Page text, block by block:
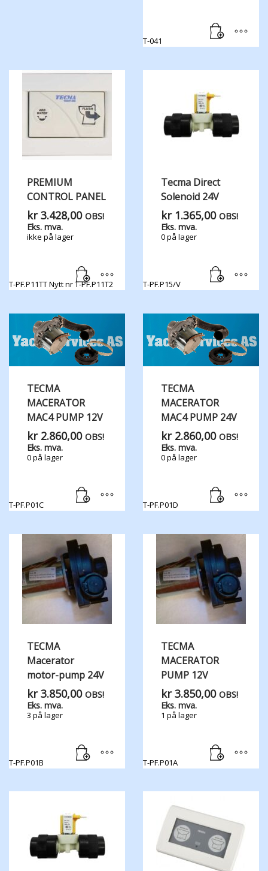
T-041
PREMIUM
CONTROL PANEL
kr3.428,00 OBS!
Eks. mva.
ikke på lager
T-PF.P11TT Nytt nr T-PF.P11T2
Tecma Direct
Solenoid 24V
kr1.365,00 OBS!
Eks. mva.
0 på lager
T-PF.P15/V
TECMA
MACERATOR
MAC4 PUMP 12V
kr2.860,00 OBS!
Eks. mva.
0 på lager
T-PF.P01C
TECMA
MACERATOR
MAC4 PUMP 24V
kr2.860,00 OBS!
Eks. mva.
0 på lager
T-PF.P01D
TECMA
Macerator
motor-pump 24V
kr3.850,00 OBS!
Eks. mva.
3 på lager
T-PF.P01B
TECMA
MACERATOR
PUMP 12V
kr3.850,00 OBS!
Eks. mva.
1 på lager
T-PF.P01A